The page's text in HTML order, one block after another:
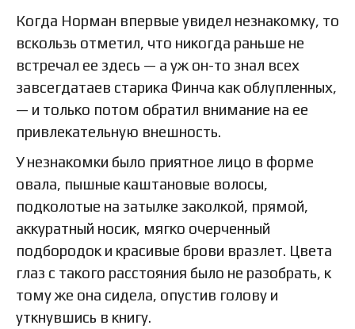
Когда Норман впервые увидел незнакомку, то
вскользь отметил, что никогда раньше не
встречал ее здесь — а уж он-то знал всех
завсегдатаев старика Финча как облупленных,
— и только потом обратил внимание на ее
привлекательную внешность.
У незнакомки было приятное лицо в форме
овала, пышные каштановые волосы,
подколотые на затылке заколкой, прямой,
аккуратный носик, мягко очерченный
подбородок и красивые брови вразлет. Цвета
глаз с такого расстояния было не разобрать, к
тому же она сидела, опустив голову и
уткнувшись в книгу.